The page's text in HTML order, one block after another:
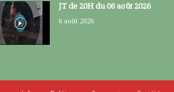
JT de 20H du 06 août 2026
6 août 2026